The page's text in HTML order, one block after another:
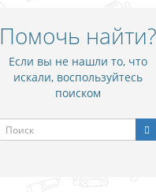
Помочь найти?
Если вы не нашли то, что
искали, воспользуйтесь
поиском